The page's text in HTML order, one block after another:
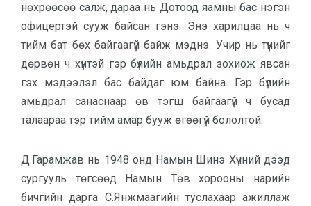
нөхрөөсөө салж, дараа нь Дотоод яамны бас нэгэн
офицертэй сууж байсан гэнэ. Энэ харилцаа нь ч
тийм бат бөх байгаагүй байж мэднэ. Учир нь түүнийг
дөрвөн ч хүнтэй гэр бүлийн амьдрал зохиож явсан
гэх мэдээлэл бас байдаг юм байна. Гэр бүлийн
амьдрал санаснаар өв тэгш байгаагүй ч бусад
талаараа тэр тийм амар бууж өгөөгүй бололтой.
Д.Гарамжав нь 1948 онд Намын Шинэ Хүчний дээд
сургууль төгсөөд Намын Төв хорооны нарийн
бичгийн дарга С.Янжмаагийн туслахаар ажиллаж